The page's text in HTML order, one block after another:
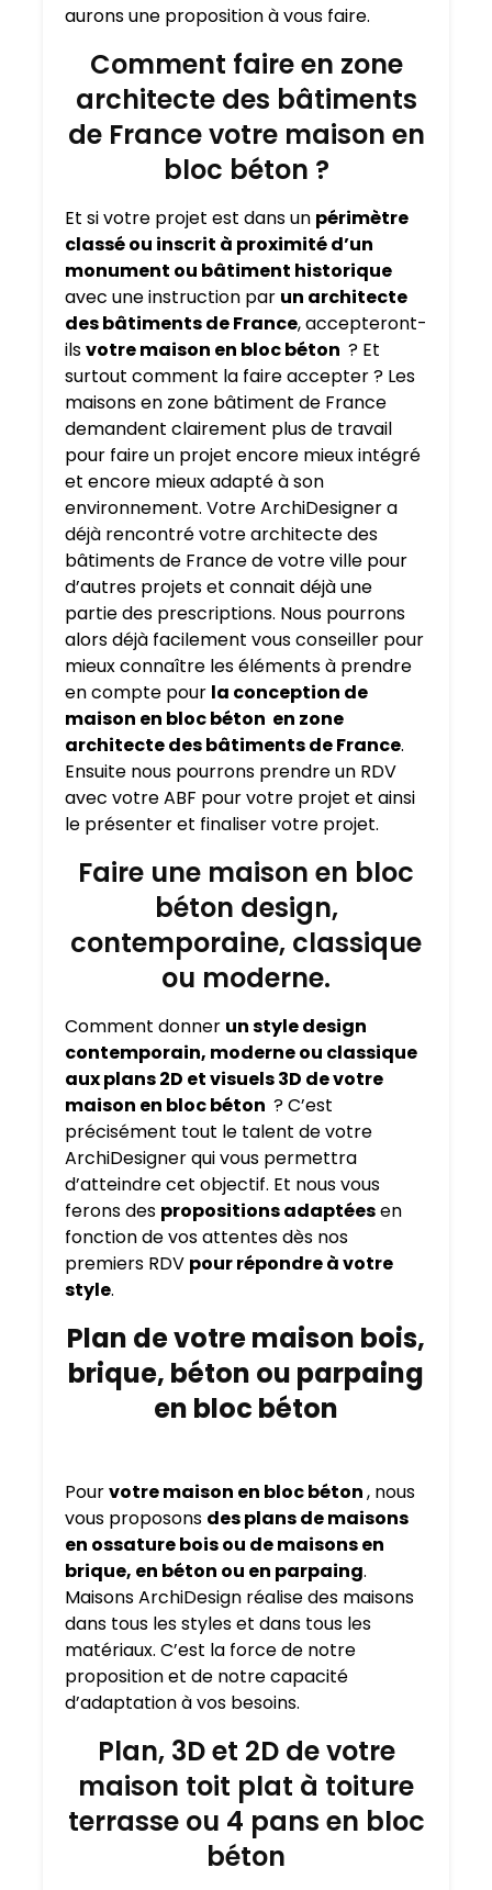
aurons une proposition à vous faire.
Comment faire en zone
architecte des bâtiments
de France votre maison en
bloc béton ?
Et si votre projet est dans un périmètre
classé ou inscrit à proximité d’un
monument ou bâtiment historique
avec une instruction par un architecte
des bâtiments de France, accepteront-
ilsvotre maison en bloc béton ? Et
surtout comment la faire accepter ? Les
maisons en zone bâtiment de France
demandent clairement plus de travail
pour faire un projet encore mieux intégré
et encore mieux adapté à son
environnement. Votre ArchiDesigner a
déjà rencontré votre architecte des
bâtiments de France de votre ville pour
d’autres projets et connait déjà une
partie des prescriptions. Nous pourrons
alors déjà facilement vous conseiller pour
mieux connaître les éléments à prendre
en compte pour la conception de
maison en bloc béton en zone
architecte des bâtiments de France.
Ensuite nous pourrons prendre un RDV
avec votre ABF pour votre projet et ainsi
le présenter et finaliser votre projet.
Faire une maison en bloc
béton design,
contemporaine, classique
ou moderne.
Comment donner un style design
contemporain, moderne ou classique
aux plans 2D et visuels 3D de votre
maison en bloc béton ? C’est
précisément tout le talent de votre
ArchiDesigner qui vous permettra
d’atteindre cet objectif. Et nous vous
ferons des propositions adaptéesen
fonction de vos attentes dès nos
premiers RDV pour répondre à votre
style.
Plan de votre maison bois,
brique, béton ou parpaing
en bloc béton
Pourvotre maison en bloc béton, nous
vous proposons des plans de maisons
en ossature bois ou de maisons en
brique, en béton ou en parpaing.
Maisons ArchiDesign réalise des maisons
dans tous les styles et dans tous les
matériaux. C’est la force de notre
proposition et de notre capacité
d’adaptation à vos besoins.
Plan, 3D et 2D de votre
maison toit plat à toiture
terrasse ou 4 pans en bloc
béton